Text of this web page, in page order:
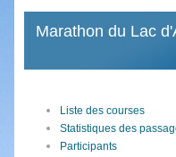
Marathon du Lac
Liste des courses
Statistiques des
Participants